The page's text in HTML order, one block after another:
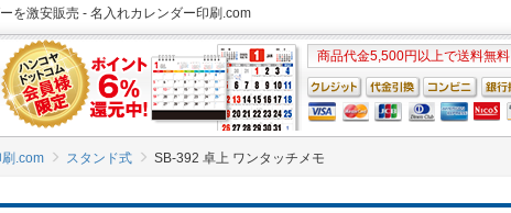
を激安販売 - 名入れカレンダー印刷.com
商品代金5,500円以上で送料無料
.com スタンド式 SB-392 卓上 ワンタッチメモ